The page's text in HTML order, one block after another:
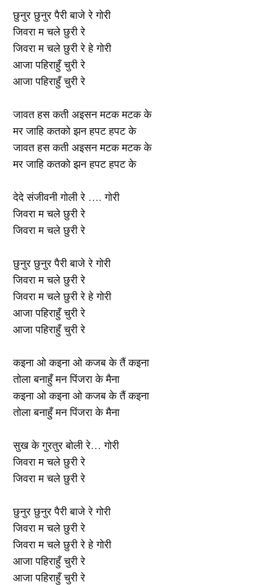
छुनुर छुनुर पैरी बाजे रे गोरी
जिवरा म चले छुरी रे
जिवरा म चले छुरी रे हे गोरी
आजा पहिराहुँ चुरी रे
आजा पहिराहुँ चुरी रे
जावत हस कती अइसन मटक मटक के
मर जाहि कतको झन हपट हपट के
जावत हस कती अइसन मटक मटक के
मर जाहि कतको झन हपट हपट के
देदे संजीवनी गोली रे …. गोरी
जिवरा म चले छुरी रे
जिवरा म चले छुरी रे
छुनुर छुनुर पैरी बाजे रे गोरी
जिवरा म चले छुरी रे
जिवरा म चले छुरी रे हे गोरी
आजा पहिराहुँ चुरी रे
आजा पहिराहुँ चुरी रे
कइना ओ कइना ओ कजब के तैं कइना
तोला बनाहुँ मन पिंजरा के मैना
कइना ओ कइना ओ कजब के तैं कइना
तोला बनाहुँ मन पिंजरा के मैना
सुख के गुरतुर बोली रे… गोरी
जिवरा म चले छुरी रे
जिवरा म चले छुरी रे
छुनुर छुनुर पैरी बाजे रे गोरी
जिवरा म चले छुरी रे
जिवरा म चले छुरी रे हे गोरी
आजा पहिराहुँ चुरी रे
आजा पहिराहुँ चुरी रे